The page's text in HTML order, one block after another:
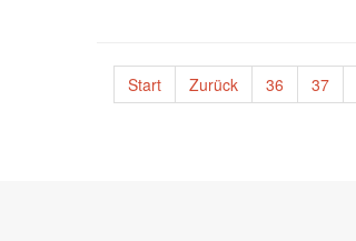
Start Zurück 36 37